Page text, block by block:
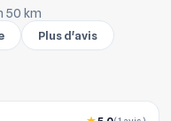
50 km
Plus d'avis